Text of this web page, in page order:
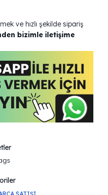
ve hızlı şekilde sipariş
bizimle iletişime